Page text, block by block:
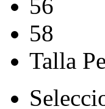
56
58
Talla